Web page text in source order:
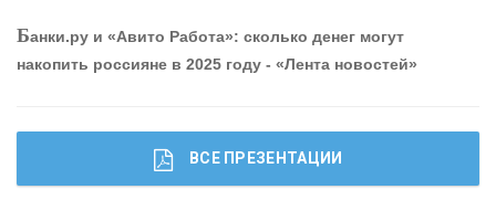
привлечь и удержать персонал - «Интервью»
Банки.ру и «Авито Работа»: сколько денег могут
накопить россияне в 2025 году - «Лента новостей»
ВСЕ ПРЕЗЕНТАЦИИ